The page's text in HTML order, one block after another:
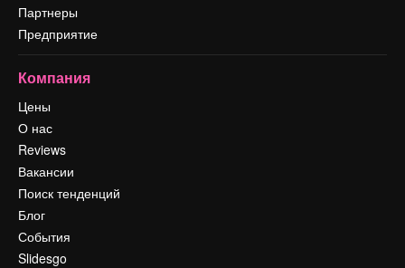
Партнеры
Предприятие
Компания
Цены
О нас
Reviews
Вакансии
Поиск тенденций
Блог
События
Slidesgo